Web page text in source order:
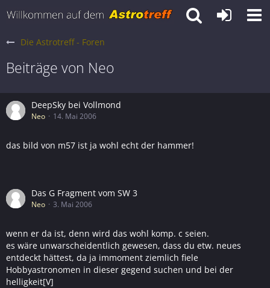
Die Astrotreff - Foren
Beiträge von Neo
DeepSky bei Vollmond
Neo 14. Mai 2006
das bild von m57 ist ja wohl echt der hammer!
Das G Fragment vom SW 3
Neo 3. Mai 2006
wenn er da ist, denn wird das wohl komp. c seien.
es wäre unwarscheidentlich gewesen, dass du etw. neues
entdeckt hättest, da ja immoment ziemlich fiele
Hobbyastronomen in dieser gegend suchen und bei der
helligkeit[V]